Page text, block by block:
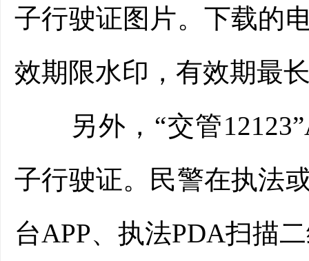
子行驶证图片。下载的
效期限水印，有效期最
另外，“交管
子行驶证。民警在执法
台APP、执法PDA扫描